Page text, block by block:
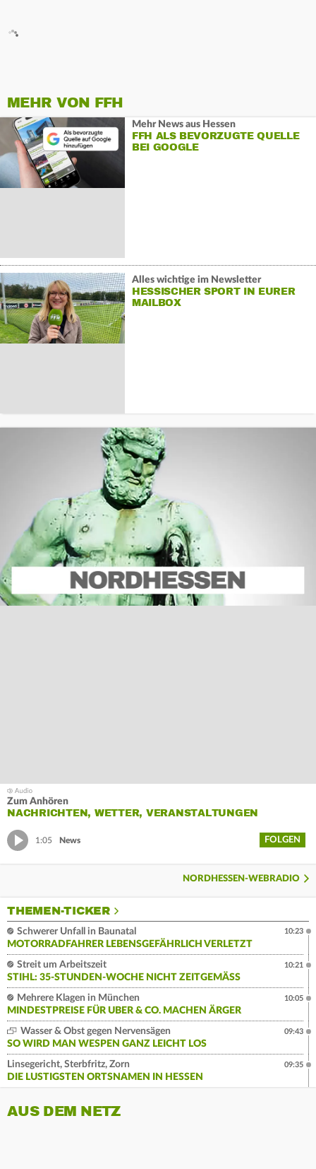
MEHR VON FFH
Mehr News aus Hessen
FFH ALS BEVORZUGTE QUELLE
BEI GOOGLE
Alles wichtige im Newsletter
HESSISCHER SPORT IN EURER
MAILBOX
Zum Anhören
NACHRICHTEN, WETTER, VERANSTALTUNGEN
1:05 News FOLGEN
NORDHESSEN-WEBRADIO
THEMEN-TICKER
Schwerer Unfall in Baunatal
MOTORRADFAHRER LEBENSGEFÄHRLICH VERLETZT
10:23
Streit um Arbeitszeit
STIHL: 35-STUNDEN-WOCHE NICHT ZEITGEMÄSS
10:21
Mehrere Klagen in München
MINDESTPREISE FÜR UBER & CO. MACHEN ÄRGER
10:05
Wasser & Obst gegen Nervensägen
SO WIRD MAN WESPEN GANZ LEICHT LOS
09:43
Linsegericht, Sterbfritz, Zorn
DIE LUSTIGSTEN ORTSNAMEN IN HESSEN
09:35
AUS DEM NETZ